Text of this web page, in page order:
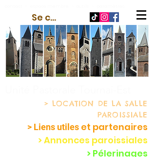
Se connecter
> LOCATION DE LA SALLE
PAROISSIALE
> Liens utiles et partenaires
> Annonces paroissiales
> Pélerinages